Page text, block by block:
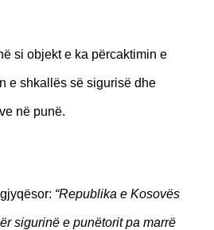
si objekt e ka përcaktimin e
e shkallës së sigurisë dhe
në punë.
“Republika e Kosovës
sigurinë e punëtorit pa marrë